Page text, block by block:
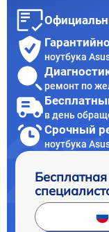
ноутбука
ремонт по
в день
Срочный
ноутбука